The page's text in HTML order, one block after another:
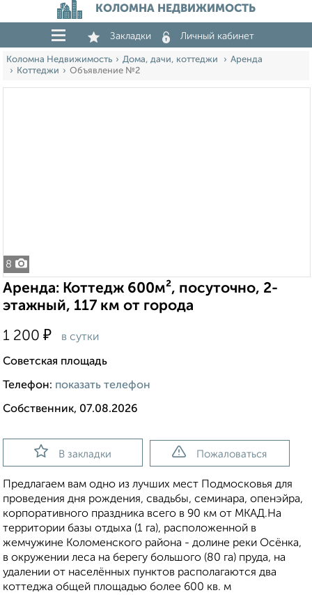
КОЛОМНА НЕДВИЖИМОСТЬ
Закладки Личный кабинет
Коломна Недвижимость Дома, дачи, коттеджи
Аренда
Коттеджи
Объявление №2
8
Аренда: Коттедж 600м², посуточно, 2-
этажный, 117 км от города
1 200 ₽ в сутки
Советская площадь
Телефон: показать телефон
Собственник, 07.08.2026
В закладки Пожаловаться
Предлагаем вам одно из лучших мест Подмосковья для
проведения дня рождения, свадьбы, семинара, опенэйра,
корпоративного праздника всего в 90 км от МКАД.На
территории базы отдыха (1 га), расположенной в
жемчужине Коломенского района - долине реки Осёнка,
в окружении леса на берегу большого (80 га) пруда, на
удалении от населённых пунктов располагаются два
коттеджа общей площадью более 600 кв. м